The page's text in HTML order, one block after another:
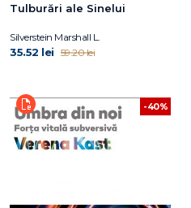
Tulburări ale Sinelui
Silverstein Marshall L.
35.52 lei 59.20 lei
-40%